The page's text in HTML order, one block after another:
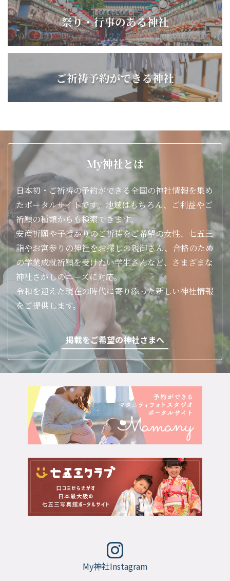
My神社とは
日本初・ご祈祷の予約ができる全国の神社情報を集め
たポータルサイトです。地域はもちろん、ご利益やご
祈願の種類からも検索できます。
安産祈願や子授かりのご祈祷をご希望の女性、七五三
詣やお宮参りの神社をお探しの親御さん、合格のため
の学業成就祈願を受けたい学生さんなど、さまざまな
神社さがしのニーズに対応。
令和を迎えた現在の時代に寄り添った新しい神社情報
をご提供します。
掲載をご希望の神社さまへ
My神社Instagram